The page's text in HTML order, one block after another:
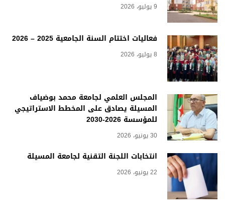
9 يوليو، 2026
فعاليات اختتام السنة الجامعية 2025 – 2026
8 يوليو، 2026
المجلس العلمي لجامعة محمد بوضياف
المسيلة يصادق على المخطط الاستراتيجي
للمؤسسة 2026-2030
30 يونيو، 2026
انتخابات اللجنة التقنية لجامعة المسيلة
22 يونيو، 2026